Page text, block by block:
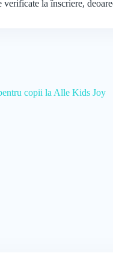
la înscriere,